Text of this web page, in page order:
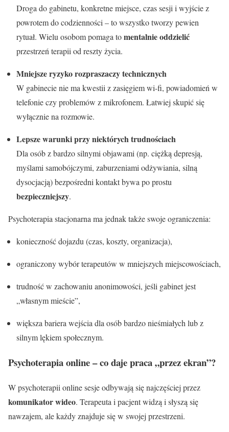
Droga do gabinetu, konkretne miejsce, czas sesji i wyjście z
powrotem do codzienności – to wszystko tworzy pewien
rytuał. Wielu osobom pomaga tomentalnie oddzielić
przestrzeń terapii od reszty życia.
Mniejsze ryzyko rozpraszaczy technicznych
W gabinecie nie ma kwestii z zasięgiem wi-fi, powiadomień w
telefonie czy problemów z mikrofonem. Łatwiej skupić się
wyłącznie na rozmowie.
Lepsze warunki przy niektórych trudnościach
Dla osób z bardzo silnymi objawami (np. ciężką depresją,
myślami samobójczymi, zaburzeniami odżywiania, silną
dysocjacją) bezpośredni kontakt bywa po prostu
bezpieczniejszy.
Psychoterapia stacjonarna ma jednak także swoje ograniczenia:
konieczność dojazdu (czas, koszty, organizacja),
ograniczony wybór terapeutów w mniejszych miejscowościach,
trudność w zachowaniu anonimowości, jeśli gabinet jest
„własnym mieście”,
większa bariera wejścia dla osób bardzo nieśmiałych lub z
silnym lękiem społecznym.
Psychoterapia online – co daje praca „przez ekran”?
W psychoterapii online sesje odbywają się najczęściej przez
komunikator wideo. Terapeuta i pacjent widzą i słyszą się
nawzajem, ale każdy znajduje się w swojej przestrzeni.